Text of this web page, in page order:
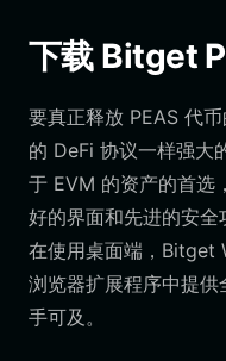
下载 Bitget
要真正释放 PEAS 代
的 DeFi 协议一样强大
于 EVM 的资产的首选
好的界面和先进的安
在使用桌面端，Bitget
浏览器扩展程序中提
手可及。